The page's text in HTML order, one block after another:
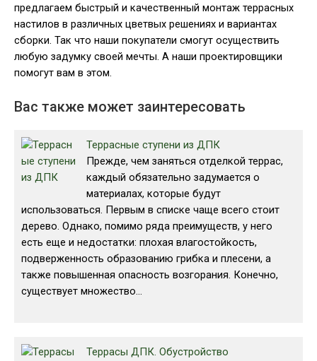
предлагаем быстрый и качественный монтаж террасных
настилов в различных цветвых решениях и вариантах
сборки. Так что наши покупатели смогут осуществить
любую задумку своей мечты. А наши проектировщики
помогут вам в этом.
Вас также может заинтересовать
Террасные ступени из ДПК
Прежде, чем заняться отделкой террас,
каждый обязательно задумается о
материалах, которые будут
использоваться. Первым в списке чаще всего стоит
дерево. Однако, помимо ряда преимуществ, у него
есть еще и недостатки: плохая влагостойкость,
подверженность образованию грибка и плесени, а
также повышенная опасность возгорания. Конечно,
существует множество…
Террасы ДПК. Обустройство